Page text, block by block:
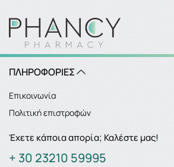
ΠΛΗΡΟΦΟΡΙΕΣ
Επικοινωνία
Πολιτική επιστροφών
Έχετε κάποια απορία; Καλέστε μας!
+ 30 23210 59995